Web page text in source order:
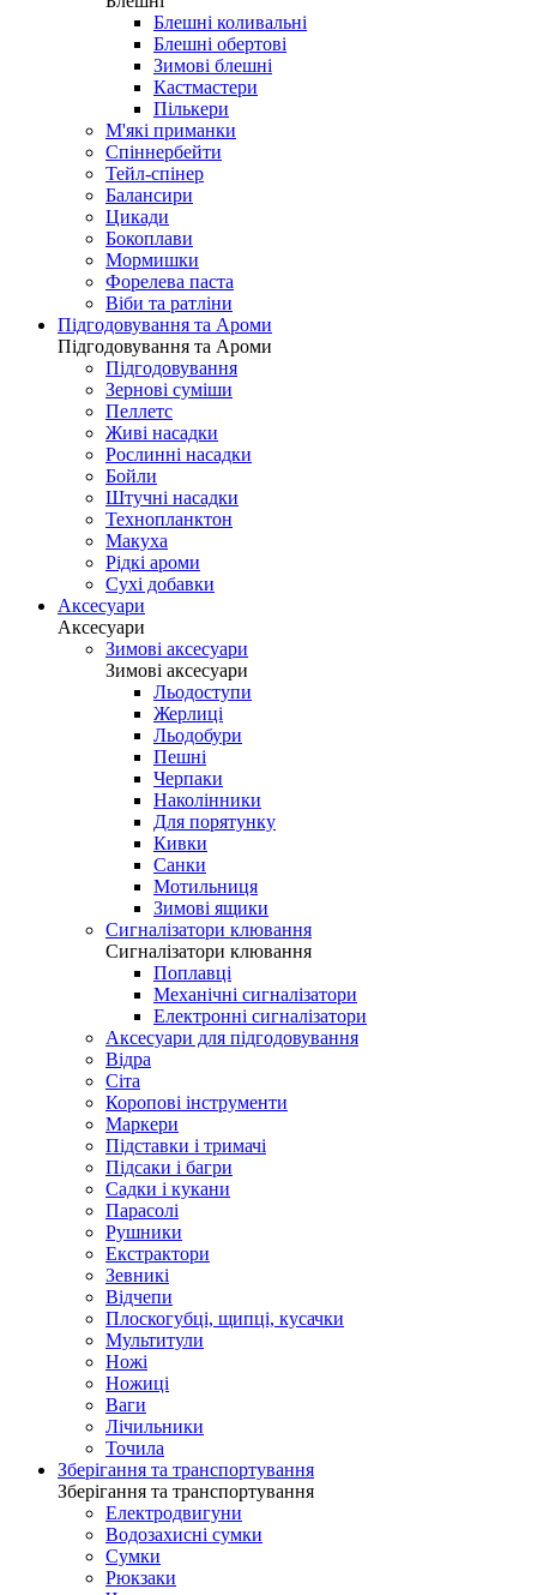
Блешні коливальні
Блешні обертові
Зимові блешні
Кастмастери
Пількери
М'які приманки
Спіннербейти
Тейл-спінер
Балансири
Цикади
Бокоплави
Мормишки
Форелева паста
Віби та ратліни
Підгодовування та Ароми
Підгодовування та Ароми
Підгодовування
Зернові суміши
Пеллетс
Живі насадки
Рослинні насадки
Бойли
Штучні насадки
Технопланктон
Макуха
Рідкі ароми
Сухі добавки
Аксесуари
Аксесуари
Зимові аксесуари
Зимові аксесуари
Льодоступи
Жерлиці
Льодобури
Пешні
Черпаки
Наколінники
Для порятунку
Кивки
Санки
Мотильниця
Зимові ящики
Сигналізатори клювання
Сигналізатори клювання
Поплавці
Механічні сигналізатори
Електронні сигналізатори
Аксесуари для підгодовування
Відра
Сіта
Коропові інструменти
Маркери
Підставки і тримачі
Підсаки і багри
Садки і кукани
Парасолі
Рушники
Екстрактори
Зевникі
Відчепи
Плоскогубці, щипці, кусачки
Мультитули
Ножі
Ножиці
Ваги
Лічильники
Точила
Зберігання та транспортування
Зберігання та транспортування
Електродвигуни
Водозахисні сумки
Сумки
Рюкзаки